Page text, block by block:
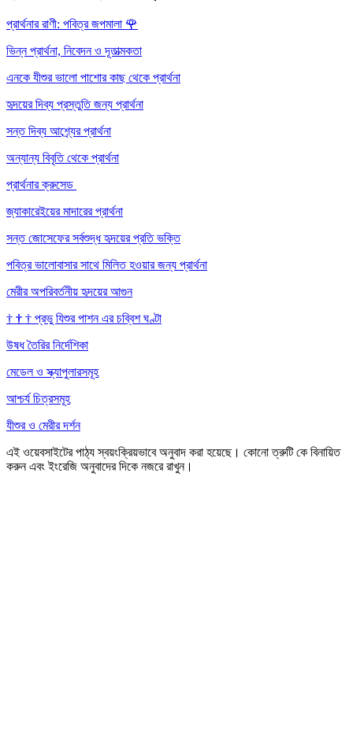
প্রার্থনার রাণী: পবিত্র জপমালা 🌹
ভিন্ন প্রার্থনা, নিবেদন ও দূতাত্মকতা
এনকে যীশুর ভালো পাশোর কাছ থেকে প্রার্থনা
হৃদয়ের দিব্য প্রস্তুতি জন্য প্রার্থনা
সন্ত দিব্য আশ্র্যের প্রার্থনা
অন্যান্য বিবৃতি থেকে প্রার্থনা
প্রার্থনার ক্রুসেড
জ্যাকারেইয়ের মাদারের প্রার্থনা
সন্ত জোসেফের সর্বশুদ্ধ হৃদয়ের প্রতি ভক্তি
পবিত্র ভালোবাসার সাথে মিলিত হওয়ার জন্য প্রার্থনা
মেরীর অপরিবর্তনীয় হৃদয়ের আগুন
† † † প্রভু যিশুর পাশন এর চব্বিশ ঘণ্টা
উষধ তৈরির নির্দেশিকা
মেডেল ও স্ক্যাপুলারসমূহ
আশ্চর্য চিত্রসমূহ
যীশুর ও মেরীর দর্শন
এই ওয়েবসাইটের পাঠ্য স্বয়ংক্রিয়ভাবে অনুবাদ করা হয়েছে। কোনো ত্রুটি কে বিনায়িত
করুন এবং ইংরেজি অনুবাদের দিকে নজরে রাখুন।